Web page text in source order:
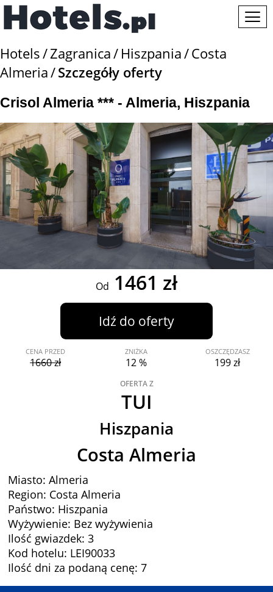
Hotels Zagranica Hiszpania Costa
Almeria Szczegóły oferty
Crisol Almeria *** - Almeria, Hiszpania
Od 1461 zł
Idź do oferty
CENA PRZED
1660 zł
ZNIŻKA
12 %
OSZCZĘDZASZ
199 zł
OFERTA Z
TUI
Hiszpania
Costa Almeria
Miasto: Almeria
Region: Costa Almeria
Państwo: Hiszpania
Wyżywienie: Bez wyżywienia
Ilość gwiazdek: 3
Kod hotelu: LEI90033
Ilość dni za podaną cenę: 7